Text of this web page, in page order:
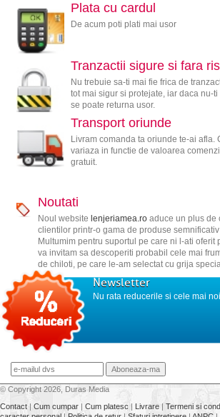
Plata cu cardul
De acum poti plati mai usor
Tranzactii sigure si fara
Nu trebuie sa-ti mai fie frica de
tot mai sigur si protejate, iar daca nu-
se poate returna usor.
Transport oriunde
Livram comanda ta oriunde te-ai afla.
variaza in functie de valoarea
gratuit.
Noutati
Noul website lenjeriamea.roaduce un plus de
clientilor printr-o gama de produse
Multumim pentru suportul pe care ni l-ati oferit
va invitam sa descoperiti probabil cele mai
de chiloti, pe care le-am selectat cu grija
Newsletter
Nu rata reducerile si cele mai
© Copyright 2026, Duras Media
Contact | Cum cumpar | Cum platesc | Livrare | Termeni si